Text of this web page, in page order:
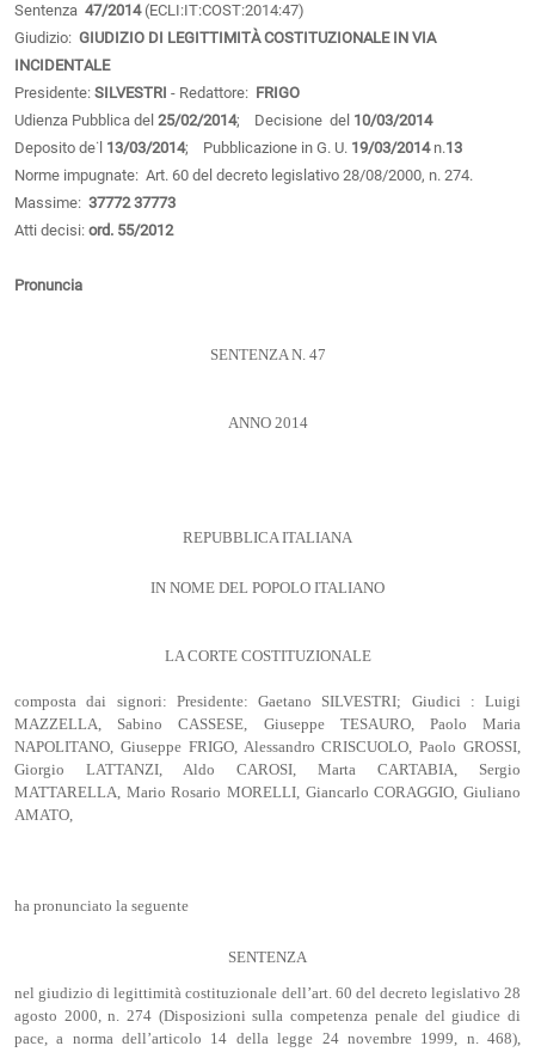
Sentenza 47/2014(ECLI:IT:COST:2014:47)
Giudizio: GIUDIZIO DI LEGITTIMITÀ COSTITUZIONALE IN VIA
INCIDENTALE
Presidente: SILVESTRI - Redattore: FRIGO
Udienza Pubblica del 25/02/2014; Decisione del 10/03/2014
Deposito de˙l 13/03/2014; Pubblicazione in G. U. 19/03/2014n.13
Norme impugnate: Art. 60 del decreto legislativo 28/08/2000, n. 274.
Massime: 37772 37773
Atti decisi: ord. 55/2012
Pronuncia
SENTENZA N. 47
ANNO 2014
REPUBBLICA ITALIANA
IN NOME DEL POPOLO ITALIANO
LA CORTE COSTITUZIONALE
composta dai signori: Presidente: Gaetano SILVESTRI; Giudici : Luigi
MAZZELLA, Sabino CASSESE, Giuseppe TESAURO, Paolo Maria
NAPOLITANO, Giuseppe FRIGO, Alessandro CRISCUOLO, Paolo GROSSI,
Giorgio LATTANZI, Aldo CAROSI, Marta CARTABIA, Sergio
MATTARELLA, Mario Rosario MORELLI, Giancarlo CORAGGIO, Giuliano
AMATO,
ha pronunciato la seguente
SENTENZA
nel giudizio di legittimità costituzionale dell’art. 60 del decreto legislativo 28
agosto 2000, n. 274 (Disposizioni sulla competenza penale del giudice di
pace, a norma dell’articolo 14 della legge 24 novembre 1999, n. 468),